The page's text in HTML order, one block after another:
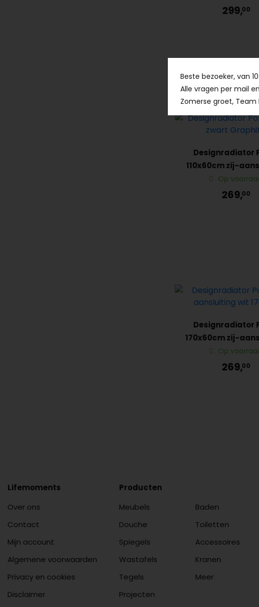
299,00
Designradiator
110x60cm zij-
Mat-zwart
Op
269,00
Designradiator
170x60cm zij-
Wit
Op
269,00
Lifemoments
Over ons
Contact
Mijn account
Algemene voorwaarden
Privacy en cookies
Disclaimer
Producten
Meubels
Baden
Douche
Toiletten
Spiegels
Accessoires
Wastafels
Kranen
Tegels
Meer
Projecten
Beste bezoeker, van
Alle vragen per mail
Zomerse groet,